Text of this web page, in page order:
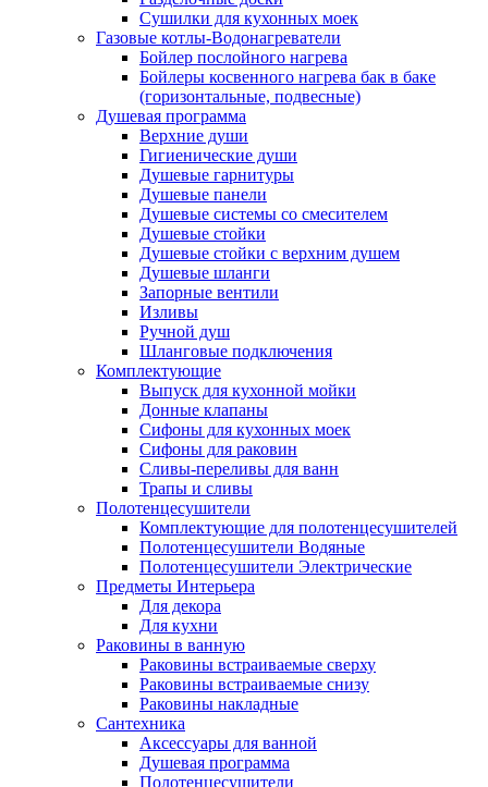
Сушилки для кухонных моек
Газовые котлы-Водонагреватели
Бойлер послойного нагрева
Бойлеры косвенного нагрева бак в баке
(горизонтальные, подвесные)
Душевая программа
Верхние души
Гигиенические души
Душевые гарнитуры
Душевые панели
Душевые системы со смесителем
Душевые стойки
Душевые стойки с верхним душем
Душевые шланги
Запорные вентили
Изливы
Ручной душ
Шланговые подключения
Комплектующие
Выпуск для кухонной мойки
Донные клапаны
Сифоны для кухонных моек
Сифоны для раковин
Сливы-переливы для ванн
Трапы и сливы
Полотенцесушители
Комплектующие для полотенцесушителей
Полотенцесушители Водяные
Полотенцесушители Электрические
Предметы Интерьера
Для декора
Для кухни
Раковины в ванную
Раковины встраиваемые сверху
Раковины встраиваемые снизу
Раковины накладные
Сантехника
Аксессуары для ванной
Душевая программа
Полотенцесушители